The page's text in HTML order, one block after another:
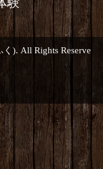
く). All Rights Reserve